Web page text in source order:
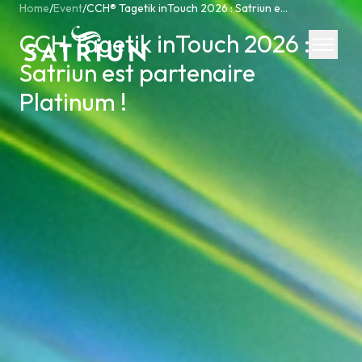
CPM
Cash
ESG
IFRS 16
Starter
Home/Event/ CCH® Tagetik inTouch 2026 : Satriun est partenaire Platinum !
CCH Tagetik inTouch 2026 :
Satriun est partenaire
Platinum !